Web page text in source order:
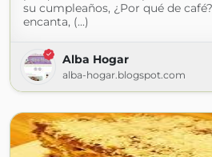
su cumpleaños, ¿Por qué de
encanta, (...)
Alba Hogar
alba-hogar.blogspot.com